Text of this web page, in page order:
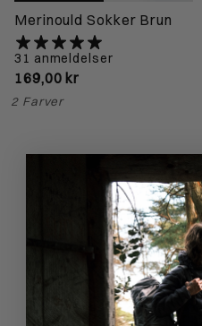
Merinould Sokker Brun
31 anmeldelser
169,00 kr
2 Farver